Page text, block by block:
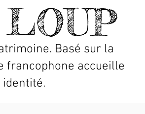
Basé sur la
francophone accueille